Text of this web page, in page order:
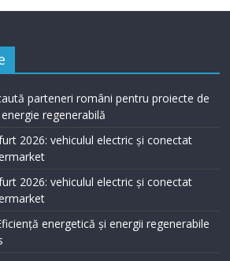
parteneri români pentru proiecte de
regenerabilă
2026: vehiculul electric și conectat
2026: vehiculul electric și conectat
energetică și energii regenerabile